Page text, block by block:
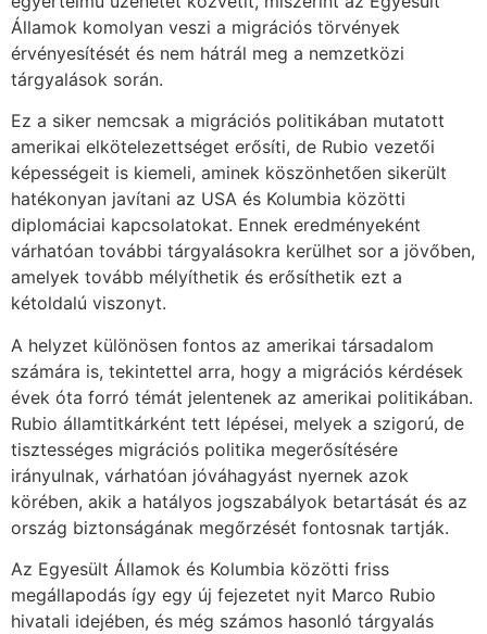
Államok komolyan veszi a migrációs törvények
érvényesítését és nem hátrál meg a nemzetközi
tárgyalások során.
Ez a siker nemcsak a migrációs politikában mutatott
amerikai elkötelezettséget erősíti, de Rubio vezetői
képességeit is kiemeli, aminek köszönhetően sikerült
hatékonyan javítani az USA és Kolumbia közötti
diplomáciai kapcsolatokat. Ennek eredményeként
várhatóan további tárgyalásokra kerülhet sor a jövőben,
amelyek tovább mélyíthetik és erősíthetik ezt a
kétoldalú viszonyt.
A helyzet különösen fontos az amerikai társadalom
számára is, tekintettel arra, hogy a migrációs kérdések
évek óta forró témát jelentenek az amerikai politikában.
Rubio államtitkárként tett lépései, melyek a szigorú, de
tisztességes migrációs politika megerősítésére
irányulnak, várhatóan jóváhagyást nyernek azok
körében, akik a hatályos jogszabályok betartását és az
ország biztonságának megőrzését fontosnak tartják.
Az Egyesült Államok és Kolumbia közötti friss
megállapodás így egy új fejezetet nyit Marco Rubio
hivatali idejében, és még számos hasonló tárgyalás